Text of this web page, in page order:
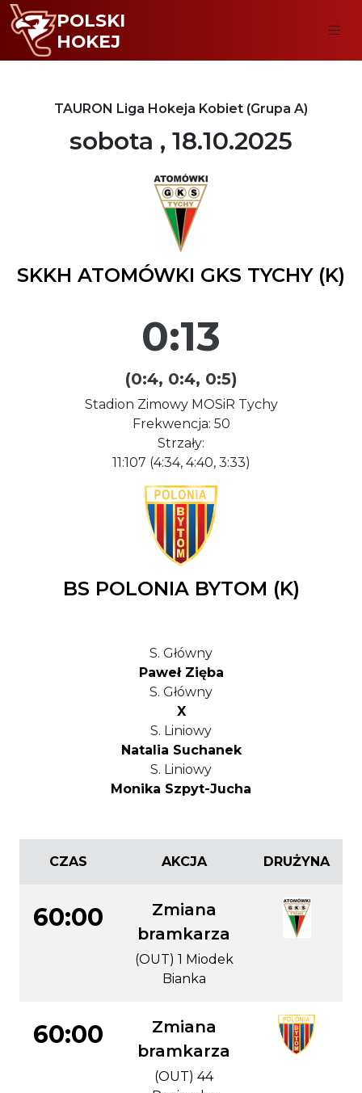
POLSKI
HOKEJ
TAURON Liga Hokeja Kobiet (Grupa A)
sobota , 18.10.2025
SKKH ATOMÓWKI GKS TYCHY (K)
0:13
(0:4, 0:4, 0:5)
Stadion Zimowy MOSiR Tychy
Frekwencja: 50
Strzały:
11:107 (4:34, 4:40, 3:33)
BS POLONIA BYTOM (K)
S. Główny
Paweł Zięba
S. Główny
X
S. Liniowy
Natalia Suchanek
S. Liniowy
Monika Szpyt-Jucha
CZAS AKCJA DRUŻYNA
60:00
Zmiana
bramkarza
(OUT) 1 Miodek
Bianka
60:00
Zmiana
bramkarza
(OUT) 44